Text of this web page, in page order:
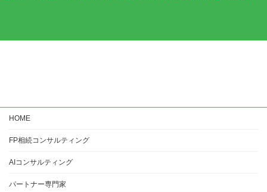
HOME
FP相続コンサルティング
AIコンサルティング
パートナー専門家